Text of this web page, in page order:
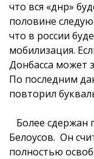
что вся «днр»
половине
что в россии
мобилизация.
Донбасса может
По последним
повторил
Более сдержан
Белоусов. Он
полностью